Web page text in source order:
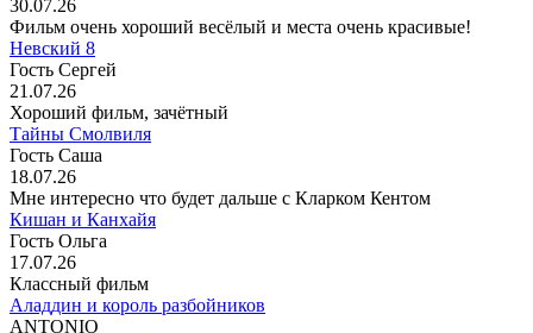
30.07.26
Фильм очень хороший весёлый и места очень красивые!
Невский 8
Гость Сергей
21.07.26
Хороший фильм, зачётный
Тайны Смолвиля
Гость Саша
18.07.26
Мне интересно что будет дальше с Кларком Кентом
Кишан и Канхайя
Гость Ольга
17.07.26
Классный фильм
Аладдин и король разбойников
ANTONIO